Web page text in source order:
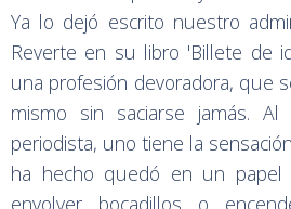
Ya lo dejó escrito nuestro
Reverte en su libro 'Billete de
una profesión devoradora, que
mismo sin saciarse jamás.
periodista, uno tiene la
ha hecho quedó en un